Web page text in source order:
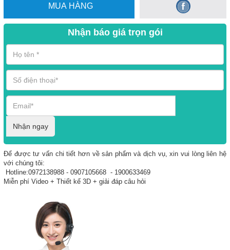
MUA HÀNG
Nhận báo giá trọn gói
Nhận ngay
Để được tư vấn chi tiết hơn về sản phẩm và dịch vụ, xin vui lòng liên hệ
với chúng tôi:
Hotline:0972138988 - 0907105668 - 1900633469
Miễn phí Video + Thiết kế 3D + giải đáp câu hỏi